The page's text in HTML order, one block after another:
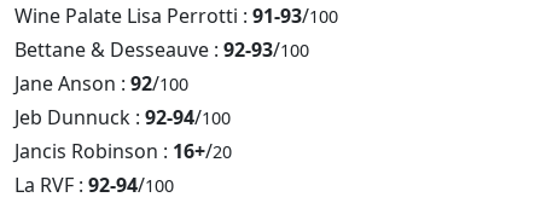
Wine Palate Lisa Perrotti : 91-93/100
Bettane & Desseauve : 92-93/100
Jane Anson : 92/100
Jeb Dunnuck : 92-94/100
Jancis Robinson : 16+/20
La RVF : 92-94/100